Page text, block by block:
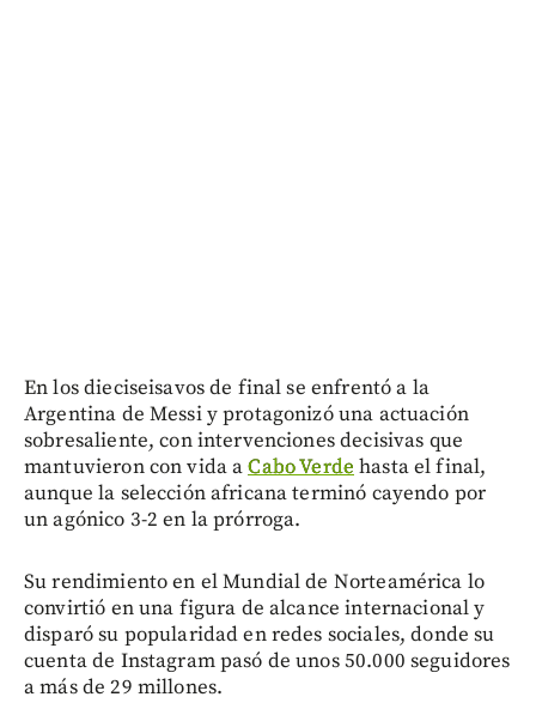
En los dieciseisavos de final se enfrentó a la
Argentina de Messi y protagonizó una actuación
sobresaliente, con intervenciones decisivas que
mantuvieron con vida aCabo Verde hasta el final,
aunque la selección africana terminó cayendo por
un agónico 3-2 en la prórroga.
Su rendimiento en el Mundial de Norteamérica lo
convirtió en una figura de alcance internacional y
disparó su popularidad en redes sociales, donde su
cuenta de Instagram pasó de unos 50.000 seguidores
a más de 29 millones.